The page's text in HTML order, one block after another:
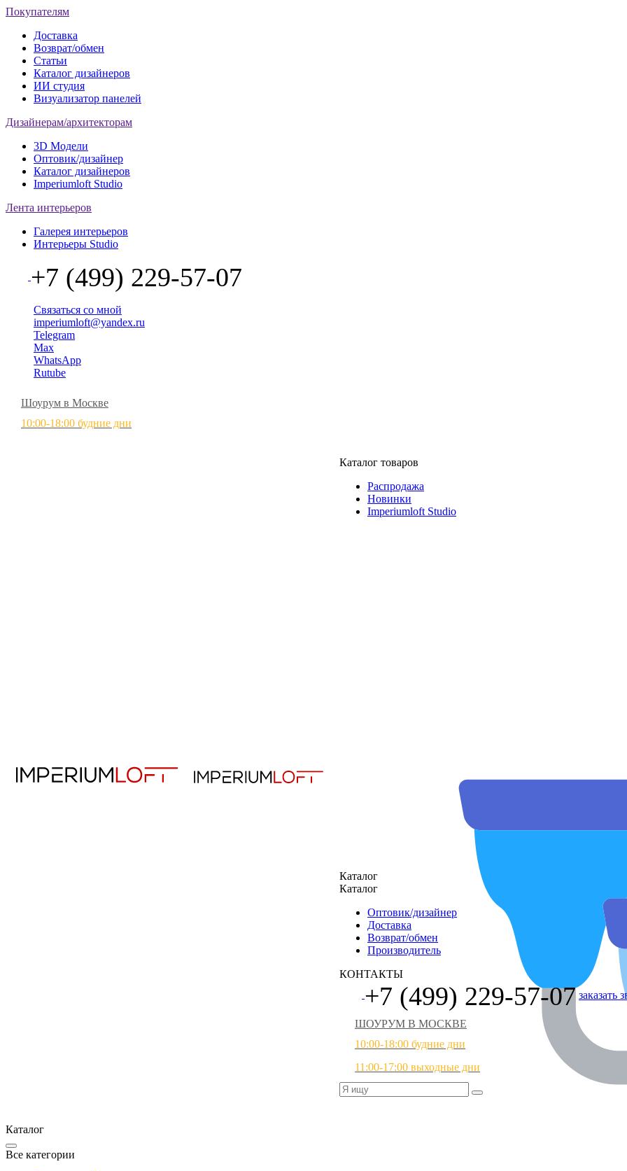
Покупателям
Доставка
Возврат/обмен
Статьи
Каталог дизайнеров
ИИ студия
Визуализатор панелей
Дизайнерам/архитекторам
3D Модели
Оптовик/дизайнер
Каталог дизайнеров
Imperiumloft Studio
Лента интерьеров
Галерея интерьеров
Интерьеры Studio
+7 (499) 229-57-07
Связаться со мной
imperiumloft@yandex.ru
Telegram
Max
WhatsApp
Rutube
Шоурум в Москве
10:00-18:00 будние дни
Каталог товаров
Распродажа
Новинки
Imperiumloft Studio
Каталог
Каталог
Оптовик/дизайнер
Доставка
Возврат/обмен
Производитель
КОНТАКТЫ
+7 (499) 229-57-07 заказать
ШОУРУМ В МОСКВЕ
10:00-18:00 будние дни
11:00-17:00 выходные дни
Каталог
Все категории